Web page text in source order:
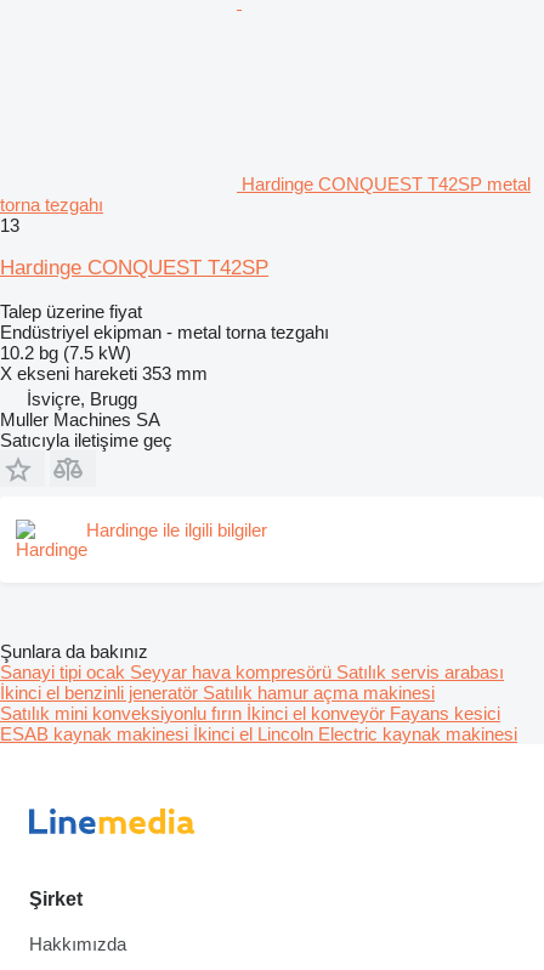
Hardinge CONQUEST T42SP metal
torna tezgahı
13
Hardinge CONQUEST T42SP
Talep üzerine fiyat
Endüstriyel ekipman - metal torna tezgahı
10.2 bg (7.5 kW)
X ekseni hareketi 353 mm
İsviçre, Brugg
Muller Machines SA
Satıcıyla iletişime geç
Hardinge ile ilgili bilgiler
Şunlara da bakınız
Sanayi tipi ocak Seyyar hava kompresörü Satılık servis arabası
İkinci el benzinli jeneratör Satılık hamur açma makinesi
Satılık mini konveksiyonlu fırın İkinci el konveyör Fayans kesici
ESAB kaynak makinesi İkinci el Lincoln Electric kaynak makinesi
Şirket
Hakkımızda